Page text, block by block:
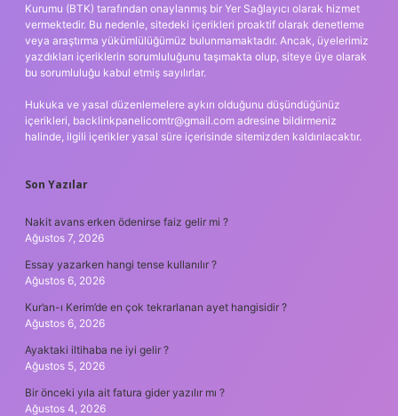
Kurumu (BTK) tarafından onaylanmış bir Yer Sağlayıcı olarak hizmet
vermektedir. Bu nedenle, sitedeki içerikleri proaktif olarak denetleme
veya araştırma yükümlülüğümüz bulunmamaktadır. Ancak, üyelerimiz
yazdıkları içeriklerin sorumluluğunu taşımakta olup, siteye üye olarak
bu sorumluluğu kabul etmiş sayılırlar.
Hukuka ve yasal düzenlemelere aykırı olduğunu düşündüğünüz
içerikleri, backlinkpanelicomtr@gmail.com adresine bildirmeniz
halinde, ilgili içerikler yasal süre içerisinde sitemizden kaldırılacaktır.
Son Yazılar
Nakit avans erken ödenirse faiz gelir mi ?
Ağustos 7, 2026
Essay yazarken hangi tense kullanılır ?
Ağustos 6, 2026
Kur’an-ı Kerim’de en çok tekrarlanan ayet hangisidir ?
Ağustos 6, 2026
Ayaktaki iltihaba ne iyi gelir ?
Ağustos 5, 2026
Bir önceki yıla ait fatura gider yazılır mı ?
Ağustos 4, 2026